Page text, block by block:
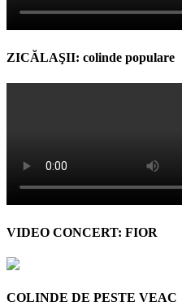
ZICĂLAŞII: colinde populare
VIDEO CONCERT: FIOR
COLINDE DE PESTE VEAC